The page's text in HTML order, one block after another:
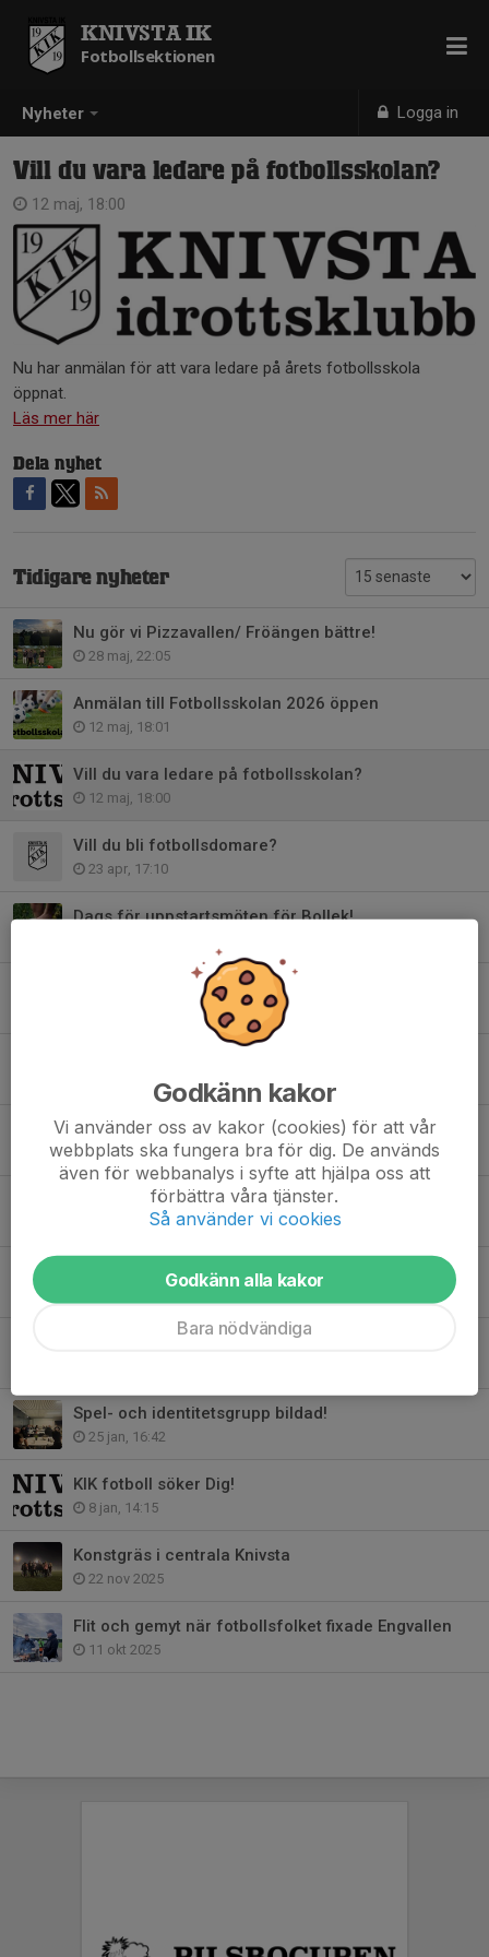
Nyheter Logga in
KNIVSTA IK
Fotbollsektionen
Vill du vara ledare på fotbollsskolan?
12 maj, 18:00
Nu har anmälan för att vara ledare på årets fotbollsskola
öppnat.
Läs mer här
Dela nyhet
Tidigare nyheter
Nu gör vi Pizzavallen/ Fröängen bättre!
28 maj, 22:05
Anmälan till Fotbollsskolan 2026 öppen
12 maj, 18:01
Vill du vara ledare på fotbollsskolan?
12 maj, 18:00
Vill du bli fotbollsdomare?
23 apr, 17:10
Dags för uppstartsmöten för Bollek!
Teknikträning för tjejer som spelar 7 mot 7!
7 apr, 18:45
Ny fotbollssektion vald
20 mar, 14:46
Historiens vingslag över Engvallen
28 feb, 17:39
Anmälan till Pilsbocupen 2026
Spel- och identitetsgrupp bildad!
25 jan, 16:42
KIK fotboll söker Dig!
8 jan, 14:15
Konstgräs i centrala Knivsta
22 nov 2025
Flit och gemyt när fotbollsfolket fixade Engvallen
11 okt 2025
Godkänn kakor
Vi använder oss av kakor (cookies) för att vår
webbplats ska fungera bra för dig. De används
även för webbanalys i syfte att hjälpa oss att
förbättra våra tjänster.
Så använder vi cookies
Godkänn alla kakor
Bara nödvändiga